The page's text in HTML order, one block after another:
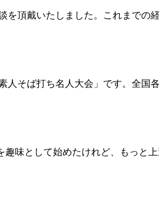
頂戴いたしました。これまでの
そば打ち名人大会」です。全国
味として始めたけれど、もっと